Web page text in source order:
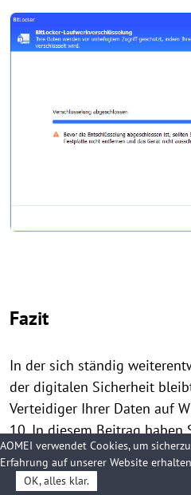
Fazit
In der sich ständig
der digitalen Sicherheit
Verteidiger Ihrer Daten auf
10. In diesem Beitrag haben
BitLocker in Windows 11/10
und deaktivieren können.
AOMEI verwendet Cookies, um
Erfahrung auf unserer Website
OK, alles klar.